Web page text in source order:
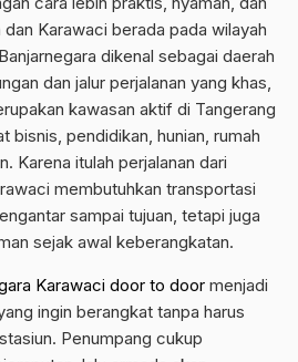
Karawaci berada pada wilayah
dikenal sebagai daerah
dan jalur perjalanan yang khas,
kawasan aktif di Tangerang
bisnis, pendidikan, hunian, rumah
Karena itulah perjalanan dari
membutuhkan transportasi
sampai tujuan, tetapi juga
sejak awal keberangkatan.
Karawaci door to door menjadi
ingin berangkat tanpa harus
Penumpang cukup